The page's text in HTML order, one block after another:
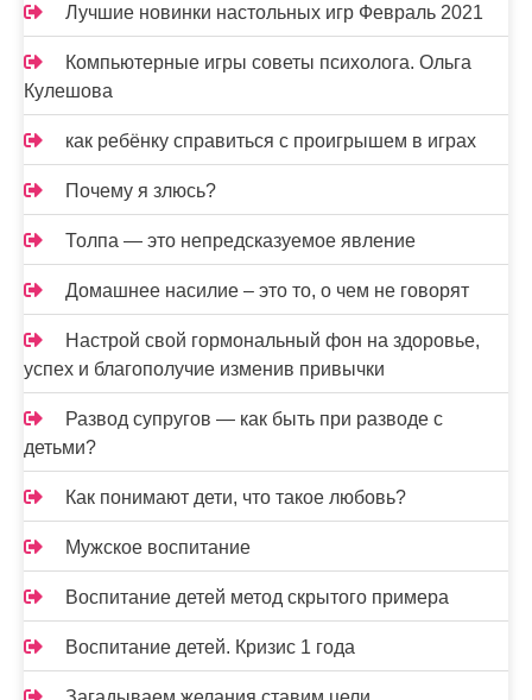
Лучшие новинки настольных игр Февраль 2021
Компьютерные игры советы психолога. Ольга
Кулешова
как ребёнку справиться с проигрышем в играх
Почему я злюсь?
Толпа — это непредсказуемое явление
Домашнее насилие – это то, о чем не говорят
Настрой свой гормональный фон на здоровье,
успех и благополучие изменив привычки
Развод супругов — как быть при разводе с
детьми?
Как понимают дети, что такое любовь?
Мужское воспитание
Воспитание детей метод скрытого примера
Воспитание детей. Кризис 1 года